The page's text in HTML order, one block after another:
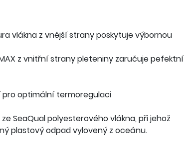
vlákna z vnější strany poskytuje výbornou
z vnitřní strany pleteniny zaručuje pefektní
optimální termoregulaci
SeaQual polyesterového vlákna, při jehož
plastový odpad vylovený z oceánu.